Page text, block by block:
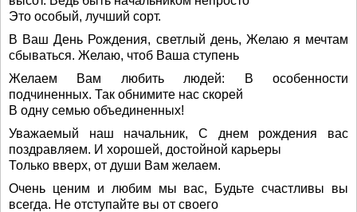
Это особый, лучший сорт.
В Ваш День Рождения, светлый день, Желаю я мечтам
сбываться. Желаю, чтоб Ваша ступень
Желаем Вам любить людей: В особенности
подчиненных. Так обнимите нас скорей
В одну семью объединенных!
Уважаемый наш начальник, С днем рождения вас
поздравляем. И хорошей, достойной карьеры
Только вверх, от души Вам желаем.
Очень ценим и любим мы вас, Будьте счастливы вы
всегда. Не отступайте вы от своего